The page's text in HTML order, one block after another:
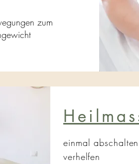
zum
einmal
verhelfen